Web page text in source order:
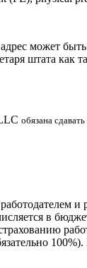
может
штата как
обязана
и
в